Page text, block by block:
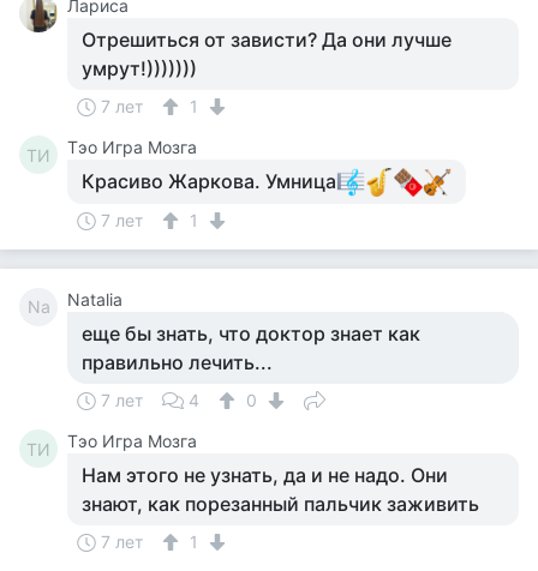
Лариса
Отрешиться от зависти? Да они лучше
умрут!)))))))
7 лет 1
ТИ Тэо Игра Мозга
Красиво Жаркова. Умница
7 лет 1
Na Natalia
еще бы знать, что доктор знает как
правильно лечить...
7 лет 4 0
ТИ Тэо Игра Мозга
Нам этого не узнать, да и не надо. Они
знают, как порезанный пальчик заживить
7 лет 1